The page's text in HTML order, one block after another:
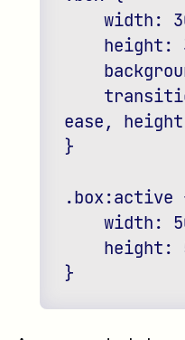
ease,
}
.box:active